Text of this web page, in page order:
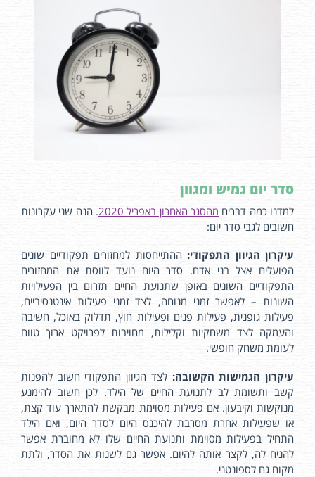
סדר יום גמיש ומגוון
למדנו כמה דברים מהסגר האחרון באפריל 2020
. הנה שני עקרונות
חשובים לגבי סדר יום:
עיקרון הגיוון התפקודי: ההתייחסות למחזורים תפקודיים שונים
הפועלים אצל בני אדם. סדר היום נועד לווסת את המחזורים
התפקודיים השונים באופן שתנועת החיים תזרום בין הפעילויות
השונות – לאפשר זמני מנוחה, לצד זמני פעילות אינטנסיביים,
פעילות גופנית, פעילות פנים ופעילות חוץ, תדלוק באוכל, חשיבה
והעמקה לצד משחקיות וקלילות, מחויבות לפרויקט ארוך טווח
לעומת משחק חופשי.
עיקרון הגמישות הקשובה:לצד הגיוון התפקודי חשוב להפנות
קשב ותשומת לב לתנועת החיים של הילד. לכן חשוב להימנע
מנוקשות וקיבעון. אם פעילות מסוימת מבקשת להתארך עוד קצת,
או שפעילות אחרת מסרבת להיכנס היום לסדר היום, ואם הילד
התחיל בפעילות מסוימת ותנועת החיים שלו לא מחוברת אפשר
להניח לה, לקצר אותה להיום. אפשר גם לשנות את הסדר, ולתת
מקום גם לספונטני.